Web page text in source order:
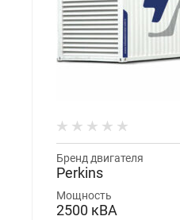
Бренд двигателя
Perkins
Мощность
2500 кВА